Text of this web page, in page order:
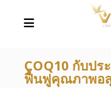
COQ10 กับป
ฟื้นฟูคุณภาพอ